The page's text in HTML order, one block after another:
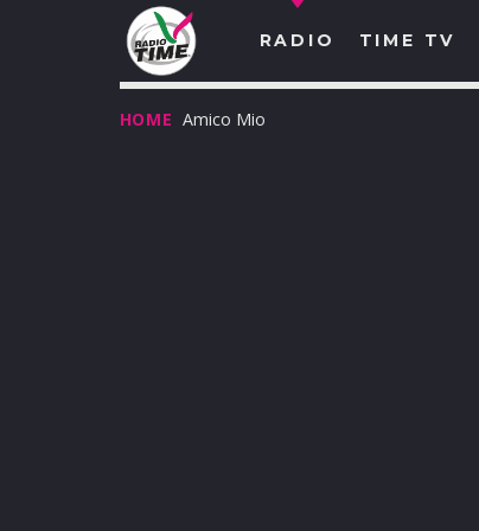
RADIO TIME TV
HOME Amico Mio